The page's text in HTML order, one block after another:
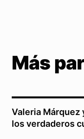
Más
Valeria Márquez
los verdaderos